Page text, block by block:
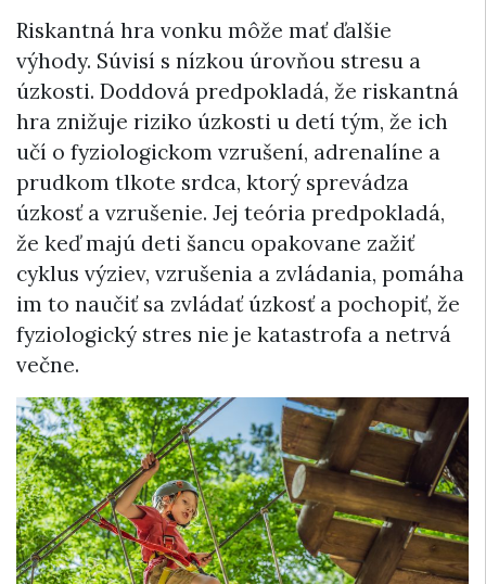
Riskantná hra vonku môže mať ďalšie
výhody. Súvisí s nízkou úrovňou stresu a
úzkosti. Doddová predpokladá, že riskantná
hra znižuje riziko úzkosti u detí tým, že ich
učí o fyziologickom vzrušení, adrenalíne a
prudkom tlkote srdca, ktorý sprevádza
úzkosť a vzrušenie. Jej teória predpokladá,
že keď majú deti šancu opakovane zažiť
cyklus výziev, vzrušenia a zvládania, pomáha
im to naučiť sa zvládať úzkosť a pochopiť, že
fyziologický stres nie je katastrofa a netrvá
večne.